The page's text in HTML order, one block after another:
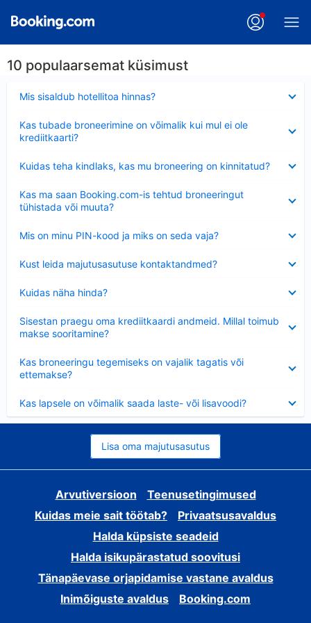
10 populaarsemat küsimust
Mis sisaldub hotellitoa hinnas?
Kas tubade broneerimine on võimalik kui mul ei ole
krediitkaarti?
Kuidas teha kindlaks, kas mu broneering on kinnitatud?
Kas ma saan Booking.com-is tehtud broneeringut
tühistada või muuta?
Mis on minu PIN-kood ja miks on seda vaja?
Kust leida majutusasutuse kontaktandmed?
Kuidas näha hinda?
Sisestan praegu oma krediitkaardi andmeid. Millal toimub
makse sooritamine?
Kas broneeringu tegemiseks on vajalik tagatis või
ettemakse?
Kas lapsele on võimalik saada laste- või lisavoodi?
Lisa oma majutusasutus
Arvutiversioon
Teenusetingimused
Kuidas meie sait töötab?
Privaatsusavaldus
Halda küpsiste seadeid
Halda isikupärastatud soovitusi
Tänapäevase orjapidamise vastane avaldus
Inimõiguste avaldus
Booking.com